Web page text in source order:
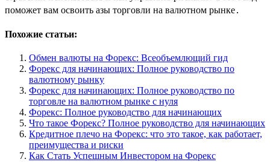
поможет вам освоить азы торговли на валютном рынке․
Похожие статьи:
Обмен валюты на Форекс: Всеобъемлющий гид
Форекс для начинающих: Полное руководство по
валютному рынку
Форекс для начинающих: Полное руководство по
торговле на валютном рынке с нуля
Форекс: Полное руководство для начинающих
Что такое Форекс? Полное руководство для начинающих
Кредитное плечо на Форекс: что это такое, как работает,
преимущества и риски
Как Стать Успешным Инвестором на Форекс